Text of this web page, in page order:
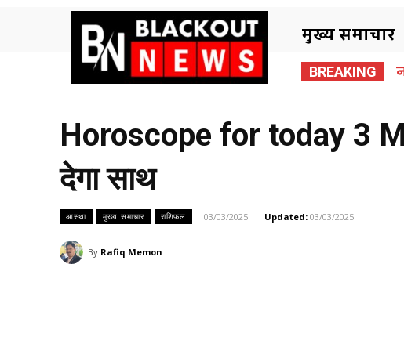
मुख्य समाचार
BREAKING
Horoscope for today 3
देगा साथ
आस्था मुख्य समाचार राशिफल 03/03/2025 Updated: 03/03/2025
By Rafiq Memon